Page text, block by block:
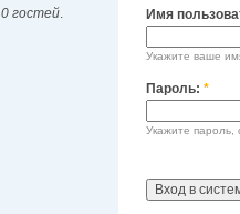
0 гостей. Имя
Укажите ваше
Пароль: *
Укажите пароль,